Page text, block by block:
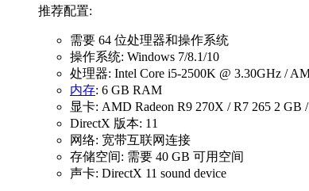
推荐配置:
需要 64 位处理器和操作系统
操作系统: Windows 7/8.1/10
处理器: Intel Core i5-2500K @ 3.30GHz /
内存: 6 GB RAM
显卡: AMD Radeon R9 270X / R7 265 2 GB
DirectX 版本: 11
网络: 宽带互联网连接
存储空间: 需要 40 GB 可用空间
声卡: DirectX 11 sound device